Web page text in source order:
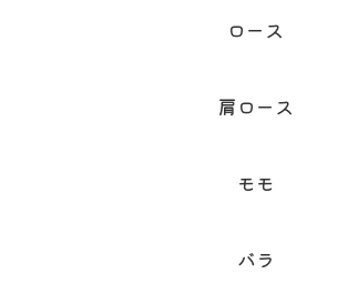
ロース
肩ロース
モモ
バラ